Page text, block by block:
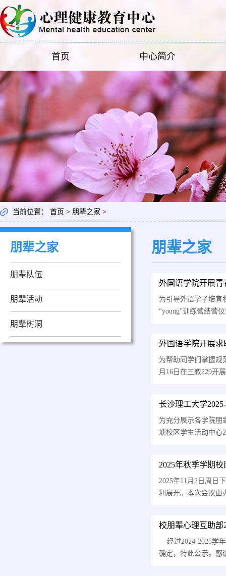
首页 中心简介
当前位置： 首页 > 朋辈之家 >
朋辈之家
朋辈队伍
朋辈活动
朋辈树洞
朋辈之家
外国语学院开展青
为引导外语学子培育
“young”训练营结营
外国语学院开展
为帮助同学们掌握规
月16日在三教229开
长沙理工大学
为充分展示各学院朋
塘校区学生活动中心
2025年秋季学期
2025年11月2日周日
利展开。本次会议由
校朋辈心理互助部
经过2024-2025学
确定，特此公示。感